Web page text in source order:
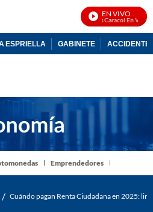
EN VIVO
Noticias Caracol En Vivo
ESPRIELLA GABINETE ACCIDENTE
Emprendedores
/ Cuándo pagan Renta Ciudadana en 2025: